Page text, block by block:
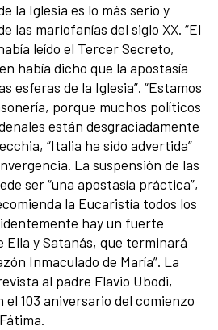
la Iglesia es lo más serio y
las mariofanías del siglo XX. “El
leído el Tercer Secreto,
había dicho que la apostasía
esferas de la Iglesia”. “Estamos
porque muchos políticos
están desgraciadamente
“Italia ha sido advertida”
La suspensión de las
ser “una apostasía práctica”,
la Eucaristía todos los
hay un fuerte
y Satanás, que terminará
Inmaculado de María”. La
al padre Flavio Ubodi,
103 aniversario del comienzo